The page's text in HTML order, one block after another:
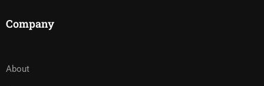
Company
About